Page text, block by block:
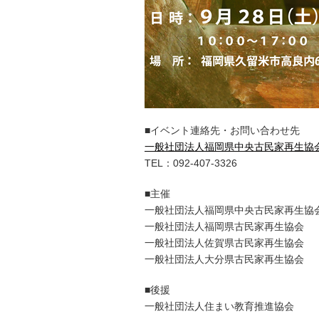
■イベント連絡先・お問い合わせ先
一般社団法人福岡県中央古民家再生協
TEL：092-407-3326
■主催
一般社団法人福岡県中央古民家再生協
一般社団法人福岡県古民家再生協会
一般社団法人佐賀県古民家再生協会
一般社団法人大分県古民家再生協会
■後援
一般社団法人住まい教育推進協会